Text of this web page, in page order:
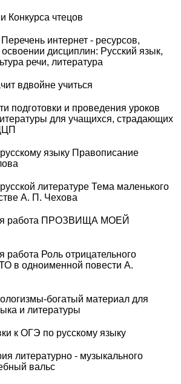
Конкурса чтецов
интернет - ресурсов,
дисциплин: Русский язык,
речи, литература
вдвойне учиться
подготовки и проведения уроков
для учащихся, страдающих
языку Правописание
литературе Тема маленького
А. П. Чехова
работа ПРОЗВИЩА МОЕЙ
работа Роль отрицательного
в одноименной повести А.
богатый материал для
и литературы
к ОГЭ по русскому языку
литературно - музыкального
вальс